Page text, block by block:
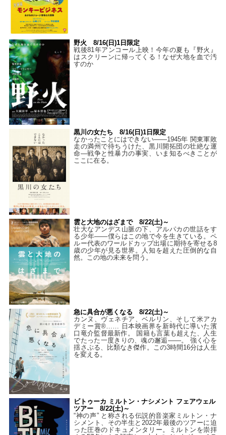
野火 8/16(日)1日限定
戦後81年アンコール上映！今年の夏も『野火』
はスクリーンに帰ってくる！なぜ大地を血で汚
すのか
黒川の女たち 8/16(日)1日限定
なかったことにはできない——1945年 関東軍敗
走の満州で待ちうけた、黒川開拓団の壮絶な運
命―戦争と性暴力の事実、いま知るべきことが
ここに在る。
雲と大地のはざまで 8/22(土)～
壮大なアンデス山脈の下、アルパカの世話をす
る少年――僕らはこの地で今を生きている。ペ
ルー代表のワールドカップ出場に期待を寄せる8
歳の少年が見る世界。人知を超えた圧倒的な自
然。この地の未来を問う。
急に具合が悪くなる 8/22(土)～
カンヌ、ヴェネチア、ベルリン、そして米アカ
デミー賞®…… 日本映画界を新時代に導いた濱
口竜介監督最新作。 国籍も言葉も超えた、人生
でたった一度きりの、魂の邂逅――。 強く心を
揺さぶる、比類なき傑作。この3時間16分は人生
を変える。
ビトゥーカ ミルトン・ナシメント フェアウェル
ツアー 8/22(土)～
“神の声” と称される伝説的音楽家ミルトン・ナ
シメント、その半生と2022年最後のツアーに迫
った圧巻のドキュメンタリー。ミルトンを崇拝